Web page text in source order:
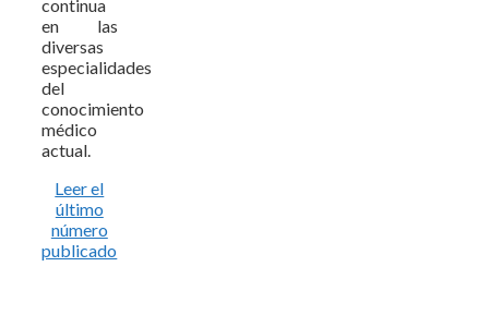
continua
en las
diversas
especialidades
del
conocimiento
médico
actual.
Leer el
último
número
publicado